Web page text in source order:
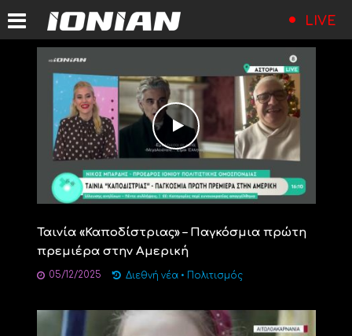
LIVE
Ταινία «Καποδίστριας» – Παγκόσμια πρώτη
πρεμιέρα στην Αμερική
05/12/2025 Διεθνή νέα • Πολιτισμός